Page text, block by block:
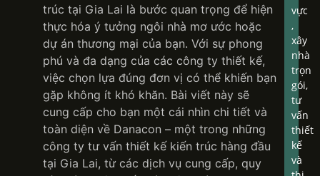
trúc tại Gia Lai là bước quan trọng để hiện
thực hóa ý tưởng ngôi nhà mơ ước hoặc
dự án thương mại của bạn. Với sự phong
phú và đa dạng của các công ty thiết kế,
việc chọn lựa đúng đơn vị có thể khiến bạn
gặp không ít khó khăn. Bài viết này sẽ
cung cấp cho bạn một cái nhìn chi tiết và
toàn diện về Danacon – một trong những
công ty tư vấn thiết kế kiến trúc hàng đầu
tại Gia Lai, từ các dịch vụ cung cấp, quy
vực
,
xây
nhà
trọn
gói,
tư
vấn
thiết
kế
và